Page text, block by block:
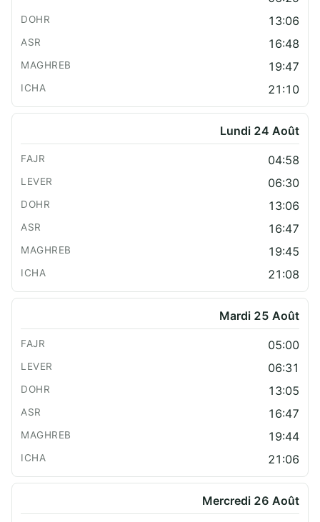
13:06
16:48
19:47
21:10
Lundi 24 Août
04:58
06:30
13:06
16:47
19:45
21:08
Mardi 25 Août
05:00
06:31
13:05
16:47
19:44
21:06
Mercredi 26 Août